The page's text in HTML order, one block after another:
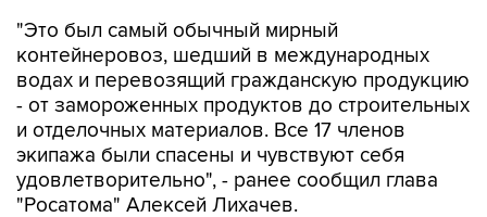
"Это был самый обычный мирный
контейнеровоз, шедший в международных
водах и перевозящий гражданскую продукцию
- от замороженных продуктов до строительных
и отделочных материалов. Все 17 членов
экипажа были спасены и чувствуют себя
удовлетворительно", - ранее сообщил глава
"Росатома" Алексей Лихачев.